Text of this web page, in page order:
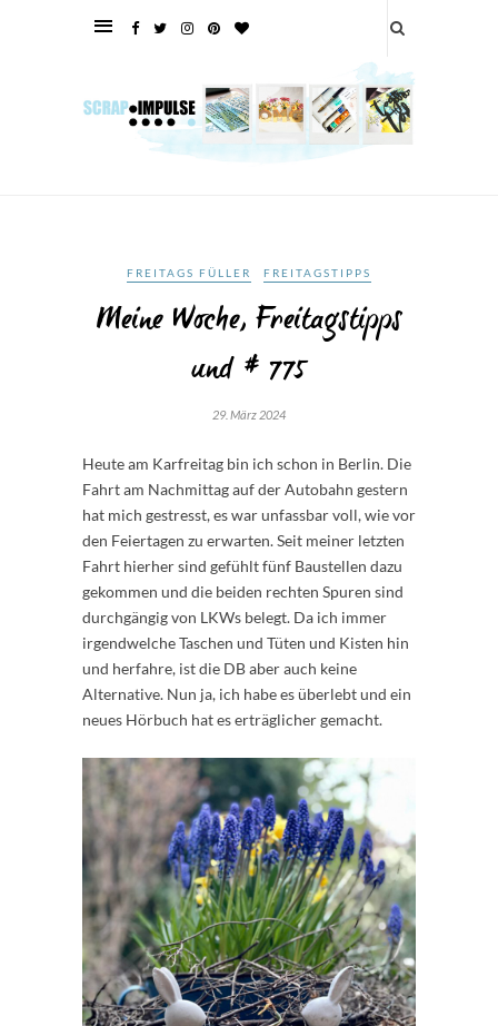
FREITAGS FÜLLER FREITAGSTIPPS
Meine Woche, Freitagstipps
und # 775
29. März 2024
Heute am Karfreitag bin ich schon in Berlin. Die
Fahrt am Nachmittag auf der Autobahn gestern
hat mich gestresst, es war unfassbar voll, wie vor
den Feiertagen zu erwarten. Seit meiner letzten
Fahrt hierher sind gefühlt fünf Baustellen dazu
gekommen und die beiden rechten Spuren sind
durchgängig von LKWs belegt. Da ich immer
irgendwelche Taschen und Tüten und Kisten hin
und herfahre, ist die DB aber auch keine
Alternative. Nun ja, ich habe es überlebt und ein
neues Hörbuch hat es erträglicher gemacht.